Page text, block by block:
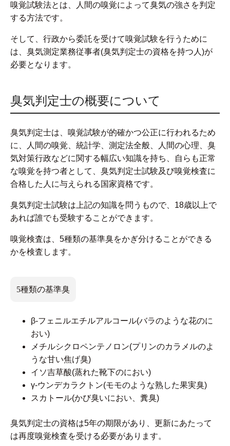
嗅覚試験法とは、人間の嗅覚によって臭気の強さを判定
する方法です。
そして、行政から委託を受けて嗅覚試験を行うために
は、臭気測定業務従事者(臭気判定士の資格を持つ人)が
必要となります。
臭気判定士の概要について
臭気判定士は、嗅覚試験が的確かつ公正に行われるため
に、人間の嗅覚、統計学、測定法全般、人間の心理、臭
気対策行政などに関する幅広い知識を持ち、自らも正常
な嗅覚を持つ者として、臭気判定士試験及び嗅覚検査に
合格した人に与えられる国家資格です。
臭気判定士試験は上記の知識を問うもので、18歳以上で
あれば誰でも受験することができます。
嗅覚検査は、5種類の基準臭をかぎ分けることができる
かを検査します。
5種類の基準臭
β-フェニルエチルアルコール(バラのような花のに
おい)
メチルシクロペンテノロン(プリンのカラメルのよ
うな甘い焦げ臭)
イソ吉草酸(蒸れた靴下のにおい)
γ-ウンデカラクトン(モモのような熟した果実臭)
スカトール(かび臭いにおい、糞臭)
臭気判定士の資格は5年の期限があり、更新にあたって
は再度嗅覚検査を受ける必要があります。